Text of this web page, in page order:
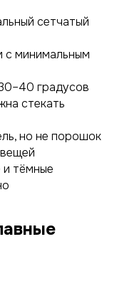
сетчатый
с минимальным
градусов
стекать
но не порошок
и тёмные